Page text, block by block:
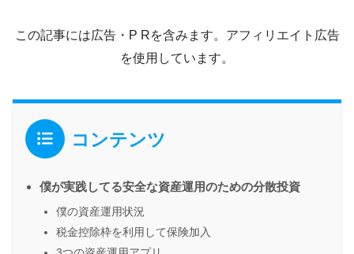
この記事には広告・P Rを含みます。アフィリエイト広告
を使用しています。
コンテンツ
僕が実践してる安全な資産運用のための分散投資
僕の資産運用状況
税金控除枠を利用して保険加入